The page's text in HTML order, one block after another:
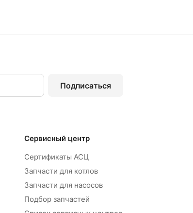
Подписаться
Сервисный центр
Сертификаты АСЦ
Запчасти для котлов
Запчасти для насосов
Подбор запчастей